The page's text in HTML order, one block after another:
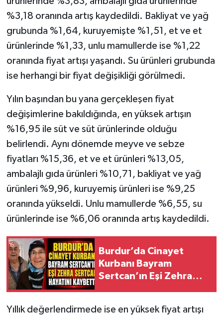
%3,18 oranında artış kaydedildi. Bakliyat ve yağ
grubunda %1,64, kuruyemişte %1,51, et ve et
ürünlerinde %1,33, unlu mamullerde ise %1,22
oranında fiyat artışı yaşandı. Su ürünleri grubunda
ise herhangi bir fiyat değişikliği görülmedi.
Yılın başından bu yana gerçekleşen fiyat
değişimlerine bakıldığında, en yüksek artışın
%16,95 ile süt ve süt ürünlerinde olduğu
belirlendi. Aynı dönemde meyve ve sebze
fiyatları %15,36, et ve et ürünleri %13,05,
ambalajlı gıda ürünleri %10,71, bakliyat ve yağ
ürünleri %9,96, kuruyemiş ürünleri ise %9,25
oranında yükseldi. Unlu mamullerde %6,55, su
ürünlerinde ise %6,06 oranında artış kaydedildi.
Burdur’da Cinayet
Kurbanı Bayram
Sertcan’ın Eşi Zehra
Yıllık değerlendirmede ise en yüksek fiyat artışı